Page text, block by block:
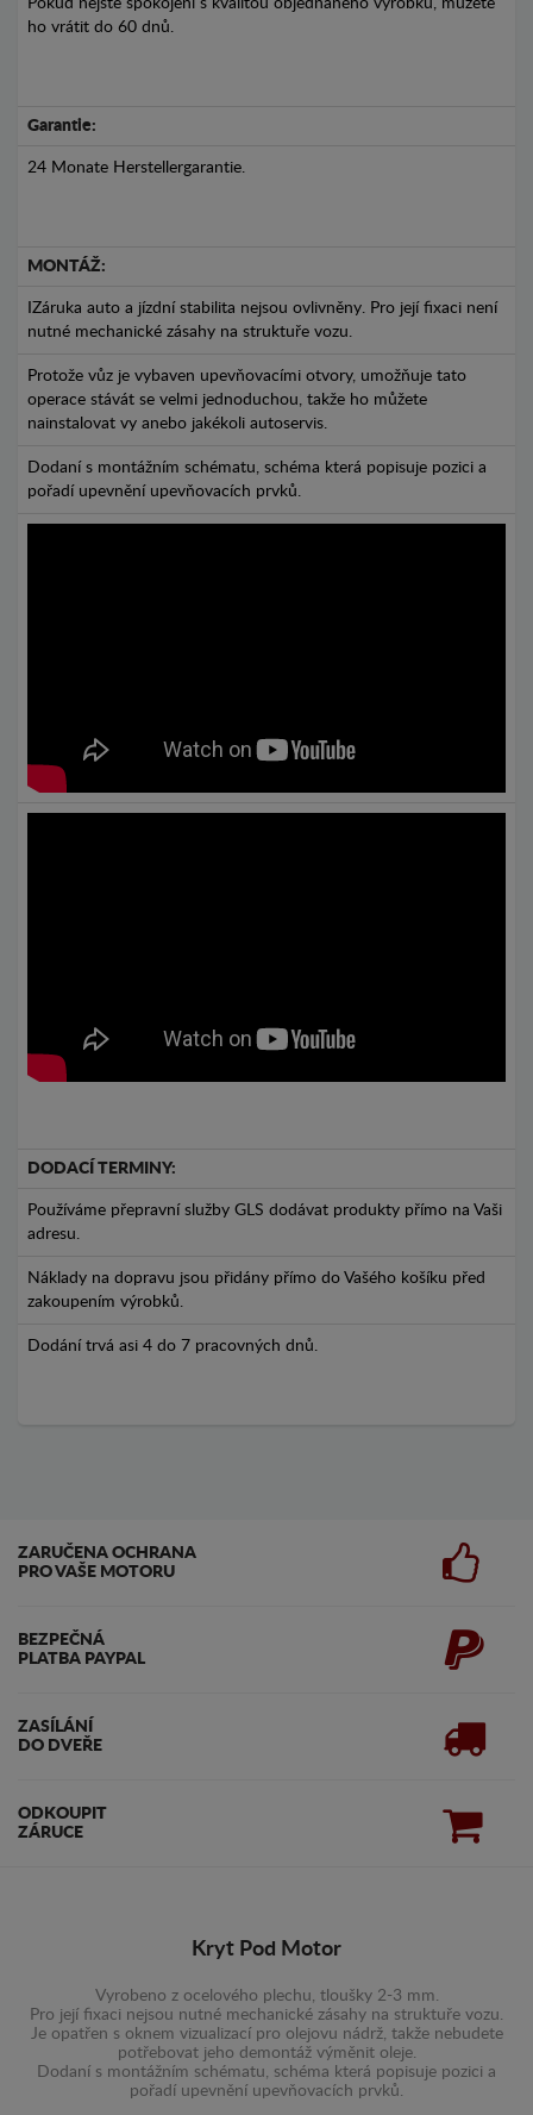
Pokud nejste spokojeni s kvalitou objednaného výrobku, můžete
ho vrátit do 60 dnů.
Garantie:
24 Monate Herstellergarantie.
MONTÁŽ:
IZáruka auto a jízdní stabilita nejsou ovlivněny. Pro její fixaci není
nutné mechanické zásahy na struktuře vozu.
Protože vůz je vybaven upevňovacími otvory, umožňuje tato
operace stávát se velmi jednoduchou, takže ho můžete
nainstalovat vy anebo jakékoli autoservis.
Dodaní s montážním schématu, schéma která popisuje pozici a
pořadí upevnění upevňovacích prvků.
DODACÍ TERMINY:
Používáme přepravní služby GLS dodávat produkty přímo na Vaši
adresu.
Náklady na dopravu jsou přidány přímo do Vašého košíku před
zakoupením výrobků.
Dodání trvá asi 4 do 7 pracovných dnů.
ZARUČENA OCHRANA
PRO VAŠE MOTORU
BEZPEČNÁ
PLATBA PAYPAL
ZASÍLÁNÍ
DO DVEŘE
ODKOUPIT
ZÁRUCE
Kryt Pod Motor
Vyrobeno z ocelového plechu, tloušky 2-3 mm.
Pro její fixaci nejsou nutné mechanické zásahy na struktuře vozu.
Je opatřen s oknem vizualizací pro olejovu nádrž, takže nebudete
potřebovat jeho demontáž výměnit oleje.
Dodaní s montážním schématu, schéma která popisuje pozici a
pořadí upevnění upevňovacích prvků.